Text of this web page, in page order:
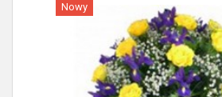
Więcej
Nowy